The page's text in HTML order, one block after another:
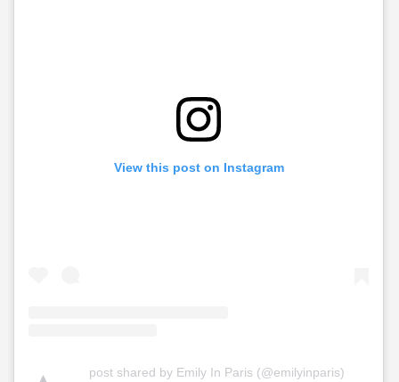
View this post on Instagram
post shared by Emily In Paris (@emilyinparis)